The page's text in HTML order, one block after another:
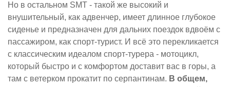
Но в остальном SMT - такой же высокий и
внушительный, как адвенчер, имеет длинное глубокое
сиденье и предназначен для дальних поездок вдвоём с
пассажиром, как спорт-турист. И всё это перекликается
с классическим идеалом спорт-турера - мотоцикл,
который быстро и с комфортом доставит вас в горы, а
там с ветерком прокатит по серпантинам. В общем,